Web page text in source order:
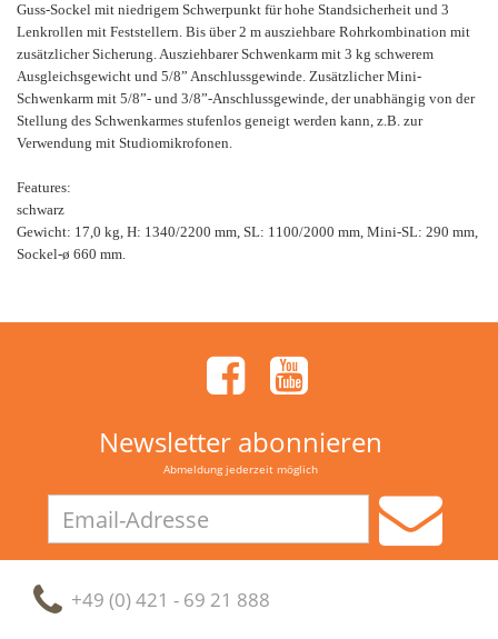
Guss-Sockel mit niedrigem Schwerpunkt für hohe Standsicherheit und 3
Lenkrollen mit Feststellern. Bis über 2 m ausziehbare Rohrkombination mit
zusätzlicher Sicherung. Ausziehbarer Schwenkarm mit 3 kg schwerem
Ausgleichsgewicht und 5/8” Anschlussgewinde. Zusätzlicher Mini-
Schwenkarm mit 5/8”- und 3/8”-Anschlussgewinde, der unabhängig von der
Stellung des Schwenkarmes stufenlos geneigt werden kann, z.B. zur
Verwendung mit Studiomikrofonen.
Features:
schwarz
Gewicht: 17,0 kg, H: 1340/2200 mm, SL: 1100/2000 mm, Mini-SL: 290 mm,
Sockel-ø 660 mm.
Newsletter abonnieren
Abmeldung jederzeit möglich
Adresse
+49 (0) 421 - 69 21 888